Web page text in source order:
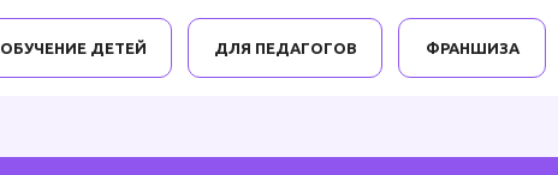
ОБУЧЕНИЕ ДЕТЕЙ ДЛЯ ПЕДАГОГОВ ФРАНШИЗА